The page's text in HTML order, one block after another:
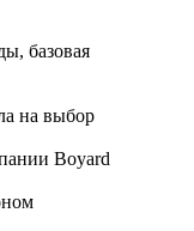
базовая
на выбор
Boyard